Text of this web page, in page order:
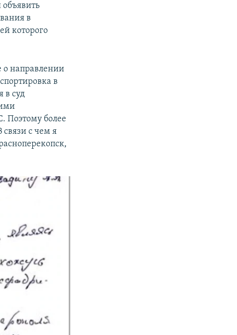
в
которого
о направлении
в
в суд
Поэтому более
с чем я